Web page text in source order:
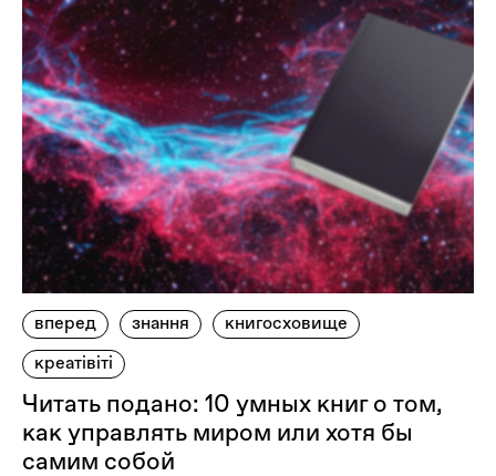
вперед знання
книгосховище
креатівіті
Читать подано: 10 умных книг о том,
как управлять миром или хотя бы
самим собой